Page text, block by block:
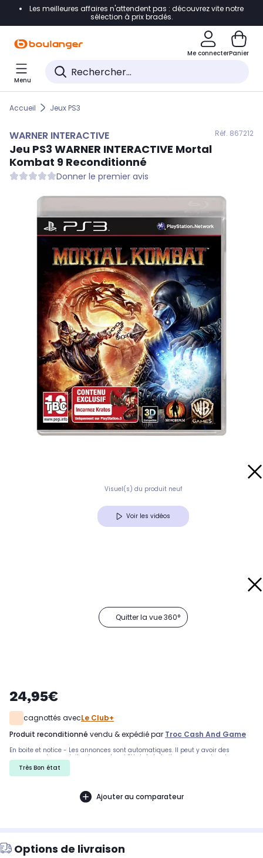
Accéder directement à la navigation
Accéder directement au pied de page
Accéder directement au chatbot
Les meilleures affaires n'attendent pas : découvrez vite notre
sélection à prix bradés.
Me connecterPanier
Menu
Accueil Jeux PS3
WARNER INTERACTIVE Réf. 867212
Jeu PS3 WARNER INTERACTIVE Mortal
Kombat 9 Reconditionné
Donner le premier avis
Visuel(s) du produit neuf
Voir les vidéos
Quitter la vue 360°
24,95€
cagnottés avecLe Club+
produit reconditionné vendu & expédié par Troc Cash And Game
En boite et notice - Les annonces sont automatiques. Il peut y avoir des
rayures sur les produits, demandez si l'état de la boite par exemple est
important. Nous ne pouvons pas tout detailler
Très Bon état
Ajouter au comparateur
Options de livraison